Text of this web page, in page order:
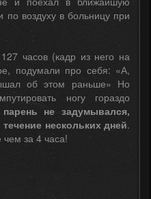
по воздуху в больницу при
часов (кадр из него на
подумали про себя: «А,
об этом раньше» Но
ногу гораздо
парень не задумывался,
нескольких дней.
за 4 часа!